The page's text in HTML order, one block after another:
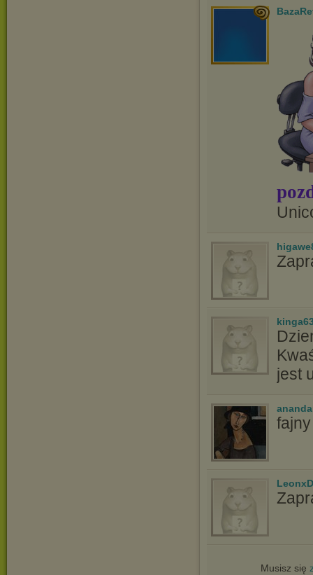
jest
Musisz się